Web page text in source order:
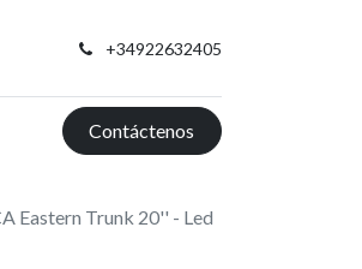
+34922632405
Contáctenos
Eastern Trunk 20'' - Led